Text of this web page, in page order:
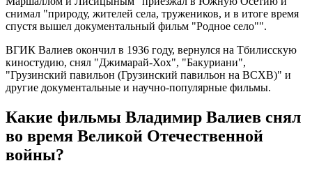
снимал "природу, жителей села, тружеников, и в итоге время
спустя вышел документальный фильм "Родное село"".
ВГИК Валиев окончил в 1936 году, вернулся на Тбилисскую
киностудию, снял "Джимарай-Хох", "Бакуриани",
"Грузинский павильон (Грузинский павильон на ВСХВ)" и
другие документальные и научно-популярные фильмы.
Какие фильмы Владимир Валиев снял
во время Великой Отечественной
войны?